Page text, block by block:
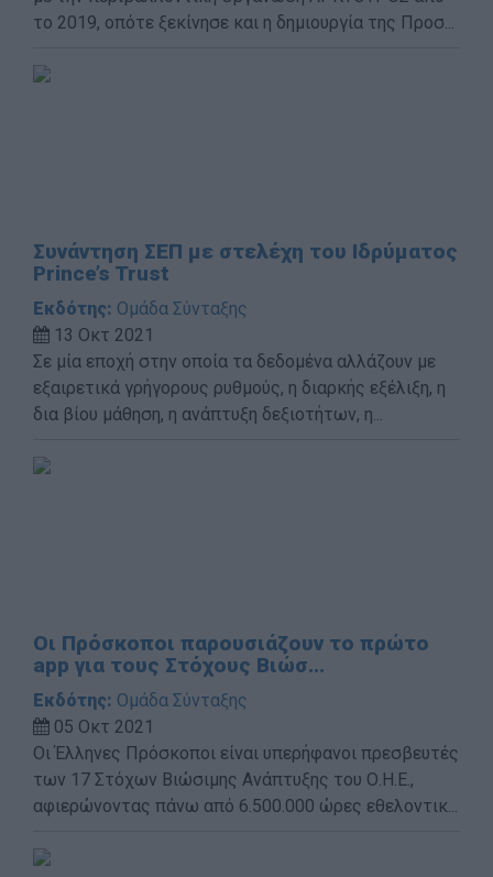
το 2019, οπότε ξεκίνησε και η δημιουργία της Προσ...
Συνάντηση ΣΕΠ με στελέχη του Ιδρύματος
Prince’s Trust
Εκδότης: Ομάδα Σύνταξης
13 Οκτ 2021
Σε μία εποχή στην οποία τα δεδομένα αλλάζουν με
εξαιρετικά γρήγορους ρυθμούς, η διαρκής εξέλιξη, η
δια βίου μάθηση, η ανάπτυξη δεξιοτήτων, η...
Οι Πρόσκοποι παρουσιάζουν το πρώτο
app για τους Στόχους Βιώσ...
Εκδότης: Ομάδα Σύνταξης
05 Οκτ 2021
Οι Έλληνες Πρόσκοποι είναι υπερήφανοι πρεσβευτές
των 17 Στόχων Βιώσιμης Ανάπτυξης του Ο.Η.Ε.,
αφιερώνοντας πάνω από 6.500.000 ώρες εθελοντικ...